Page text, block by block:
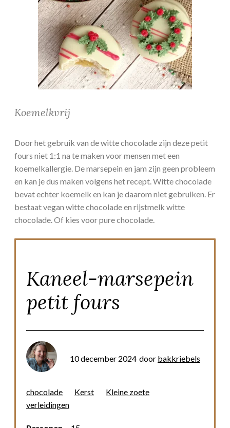
Koemelkvrij
Door het gebruik van de witte chocolade zijn deze petit
fours niet 1:1 na te maken voor mensen met een
koemelkallergie. De marsepein en jam zijn geen probleem
en kan je dus maken volgens het recept. Witte chocolade
bevat echter koemelk en kan je daarom niet gebruiken. Er
bestaat vegan witte chocolade en rijstmelk witte
chocolade. Of kies voor pure chocolade.
Kaneel-marsepein
petit fours
10 december 2024 door bakkriebels
chocolade Kerst
Kleine zoete
verleidingen